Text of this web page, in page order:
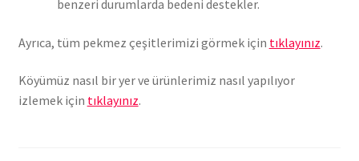
benzeri durumlarda bedeni destekler.
Ayrıca, tüm pekmez çeşitlerimizi görmek için tıklayınız.
Köyümüz nasıl bir yer ve ürünlerimiz nasıl yapılıyor
izlemek için tıklayınız.